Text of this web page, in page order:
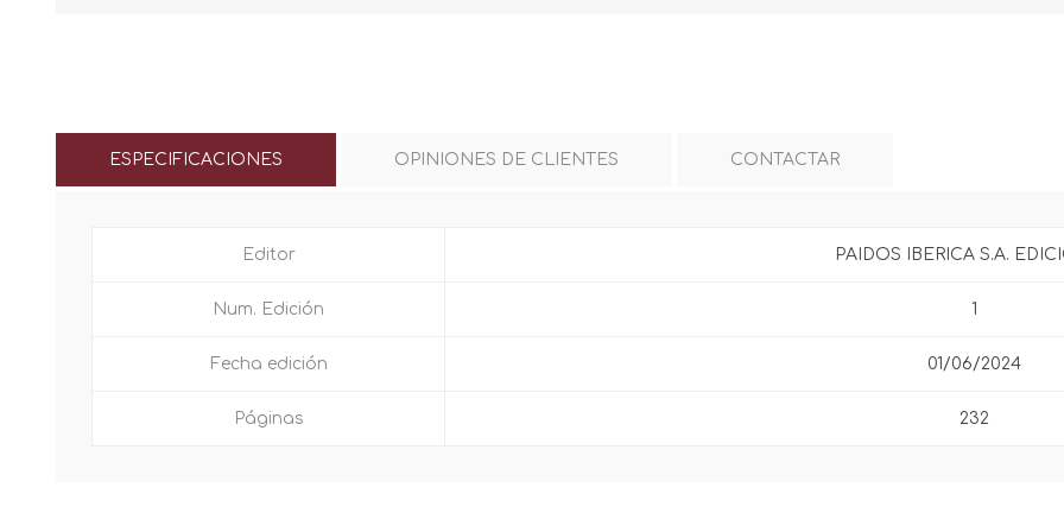
ESPECIFICACIONES OPINIONES DE CLIENTES CONTACTAR
Editor PAIDOS IBERICA S.A.
Num. Edición 1
Fecha edición 01/06/2024
Páginas 232